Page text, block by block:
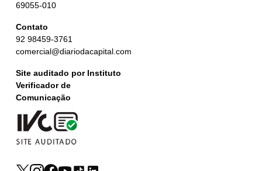
69055-010
Contato
92 98459-3761
comercial@diariodacapital.com
Site auditado por Instituto
Verificador de
Comunicação